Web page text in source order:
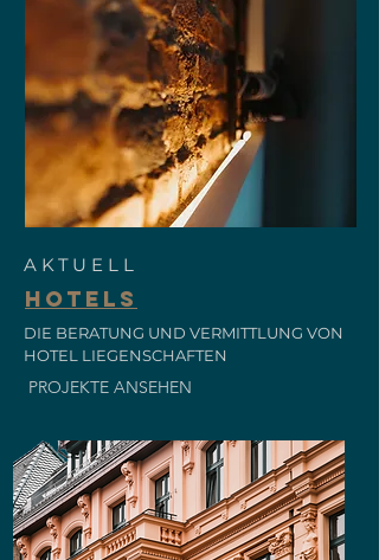
AKTUELL
HOTELS
DIE BERATUNG UND VERMITTLUNG VON
HOTEL LIEGENSCHAFTEN
PROJEKTE ANSEHEN